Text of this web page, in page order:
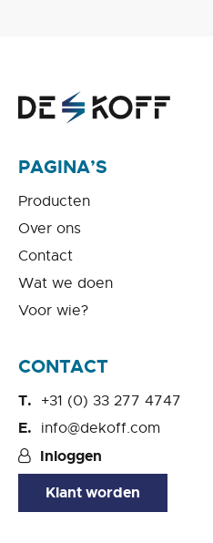
PAGINA’S
Producten
Over ons
Contact
Wat we doen
Voor wie?
CONTACT
+31 (0) 33 277 4747
info@dekoff.com
Inloggen
Klant worden